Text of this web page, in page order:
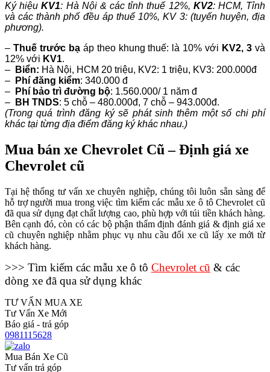
Ký hiệuKV1: Hà Nội & các tỉnh thuế 12%, KV2: HCM, Tỉnh
và các thành phố đều áp thuế 10%, KV 3: (tuyến huyện, địa
phương).
– Thuế trước bạáp theo khung thuế: là 10% với KV2, 3 và
12% với KV1.
–
Biển: Hà Nội, HCM 20 triệu, KV2: 1 triệu, KV3: 200.000đ
–
Phí đăng kiểm: 340.000 đ
–
Phí bảo trì đường bộ: 1.560.000/ 1 năm đ
–
BH TNDS: 5 chỗ – 480.000đ, 7 chỗ – 943.000đ.
(Trong quá trình đăng ký sẽ phát sinh thêm một số chi phí
khác tại từng địa điểm đăng ký khác nhau.)
Mua bán xe Chevrolet Cũ – Định giá xe
Chevrolet cũ
Tại hệ thống tư vấn xe chuyên nghiệp, chúng tôi luôn sẵn sàng để
hỗ trợ người mua trong việc tìm kiếm các mẫu xe ô tô Chevrolet cũ
đã qua sử dụng đạt chất lượng cao, phù hợp với túi tiền khách hàng.
Bên cạnh đó, còn có các bộ phận thẩm định đánh giá & định giá xe
cũ chuyên nghiệp nhằm phục vụ nhu cầu đổi xe cũ lấy xe mới từ
khách hàng.
>>> Tìm kiếm các mẫu xe ô tô Chevrolet cũ & các
dòng xe đã qua sử dụng khác
TƯ VẤN MUA XE
Tư Vấn Xe Mới
Báo giá - trả góp
0981115628
Mua Bán Xe Cũ
Tư vấn trả góp